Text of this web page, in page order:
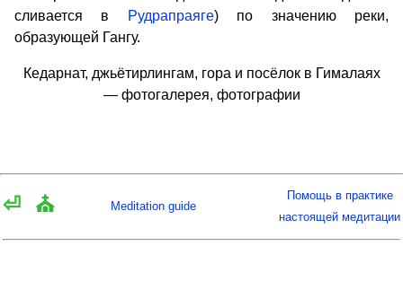
сливается в
Рудрапраяге) по значению реки,
образующей Гангу.
Кедарнат, джьётирлингам, гора и посёлок в Гималаях
— фотогалерея, фотографии
⏎ ⛪ Meditation guide
Помощь в практике
настоящей медитации